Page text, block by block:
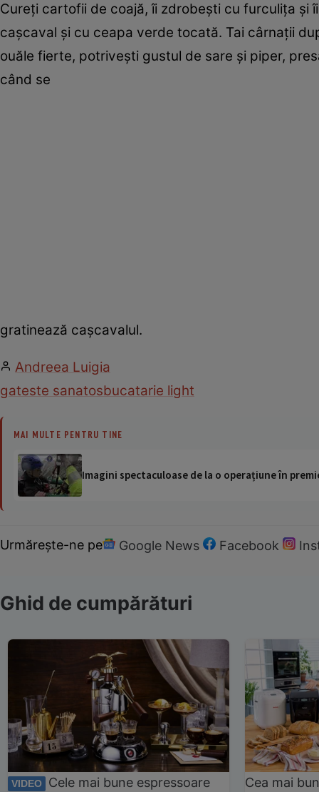
Cureţi cartofii de coajă, îi zdrobeşti cu furculiţa şi
caşcaval şi cu ceapa verde tocată. Tai cârnaţii
ouăle fierte, potriveşti gustul de sare şi piper,
când se
gratinează caşcavalul.
Andreea Luigia
gateste sanatosbucatarie light
MAI MULTE PENTRU TINE
Imagini spectaculoase de la o operațiune în
Urmărește-ne pe Google News Facebook
Ghid de cumpărături
VIDEO
Cele mai bune espressoare
Cea mai